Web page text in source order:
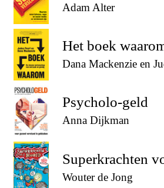
Adam Alter
Het boek
Dana Mackenzie en
Psycholo-geld
Anna Dijkman
Superkrachten
Wouter de Jong